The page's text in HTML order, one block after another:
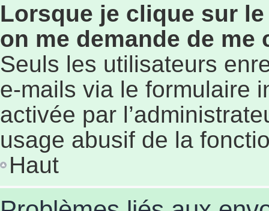
Lorsque je clique sur
on me demande de me
Seuls les utilisateurs
e-mails via le formulaire
activée par
usage abusif de la
Haut